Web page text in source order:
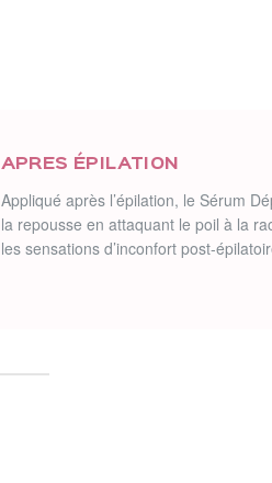
APRES ÉPILATION
Appliqué après l’épilation, le Sérum
la repousse en attaquant le poil à la
les sensations d’inconfort post-